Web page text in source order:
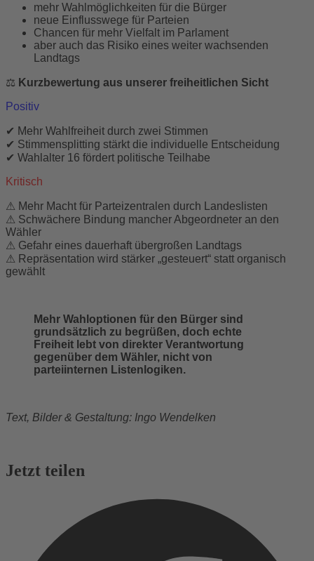
mehr Wahlmöglichkeiten für die Bürger
neue Einflusswege für Parteien
Chancen für mehr Vielfalt im Parlament
aber auch das Risiko eines weiter wachsenden
Landtags
⚖️ Kurzbewertung aus unserer freiheitlichen Sicht
Positiv
✔ Mehr Wahlfreiheit durch zwei Stimmen
✔ Stimmensplitting stärkt die individuelle Entscheidung
✔ Wahlalter 16 fördert politische Teilhabe
Kritisch
⚠ Mehr Macht für Parteizentralen durch Landeslisten
⚠ Schwächere Bindung mancher Abgeordneter an den
Wähler
⚠ Gefahr eines dauerhaft übergroßen Landtags
⚠ Repräsentation wird stärker „gesteuert“ statt organisch
gewählt
Mehr Wahloptionen für den Bürger sind
grundsätzlich zu begrüßen, doch echte
Freiheit lebt von direkter Verantwortung
gegenüber dem Wähler, nicht von
parteiinternen Listenlogiken.
Text, Bilder & Gestaltung: Ingo Wendelken
Jetzt teilen